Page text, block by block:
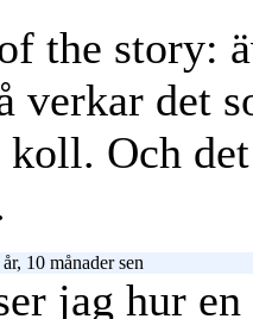
the story:
verkar det
koll. Och
år, 10 månader sen
jag hur